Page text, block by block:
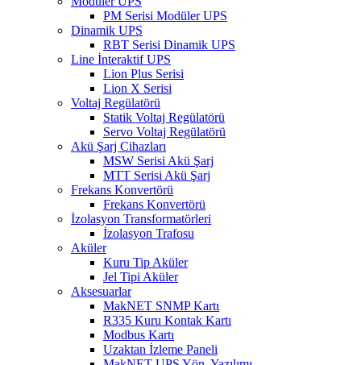
PM Serisi Modüler UPS
Dinamik UPS
RBT Serisi Dinamik UPS
Line İnteraktif UPS
Lion Plus Serisi
Lion X Serisi
Voltaj Regülatörü
Statik Voltaj Regülatörü
Servo Voltaj Regülatörü
Akü Şarj Cihazları
MSW Serisi Akü Şarj
MTT Serisi Akü Şarj
Frekans Konvertörü
Frekans Konvertörü
İzolasyon Transformatörleri
İzolasyon Trafosu
Aküler
Kuru Tip Aküler
Jel Tipi Aküler
Aksesuarlar
MakNET SNMP Kartı
R335 Kuru Kontak Kartı
Modbus Kartı
Uzaktan İzleme Paneli